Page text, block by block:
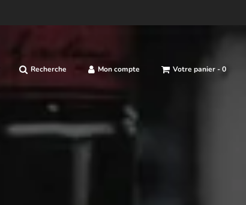
Recherche Mon compte Votre panier -0